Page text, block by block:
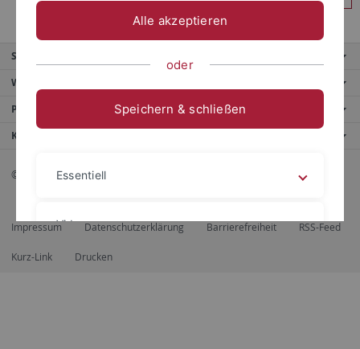
Service
Weitere Angebote
Portale
Kontaktinfo
© 2026 Eberhard Karls Universität Tübingen, Tübingen
Impressum Datenschutzerklärung Barrierefreiheit RSS-Feed
Kurz-Link Drucken
Alle akzeptieren
oder
Speichern & schließen
Essentiell
Videos